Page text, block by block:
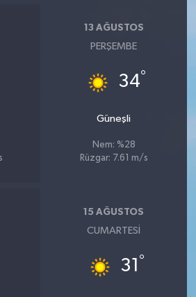
13 AĞUSTOS
PERŞEMBE
34°
Güneşli
Nem: %28
Rüzgar: 7.61 m/s
15 AĞUSTOS
CUMARTESI
31 °